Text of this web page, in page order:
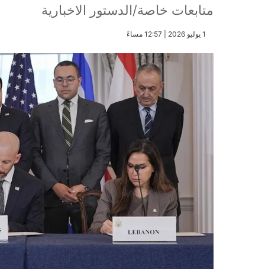
متابعات خاصة/الدستور الاخبارية
​1 يوليو 2026 | 12:57 مساءً